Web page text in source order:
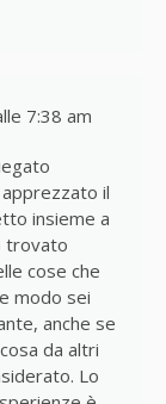
7:38 am
il
insieme a
trovato
cose che
modo sei
anche se
da altri
Lo